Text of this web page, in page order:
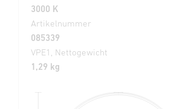
3000 K
Artikelnummer
085339
VPE1, Nettogewicht
1,29 kg